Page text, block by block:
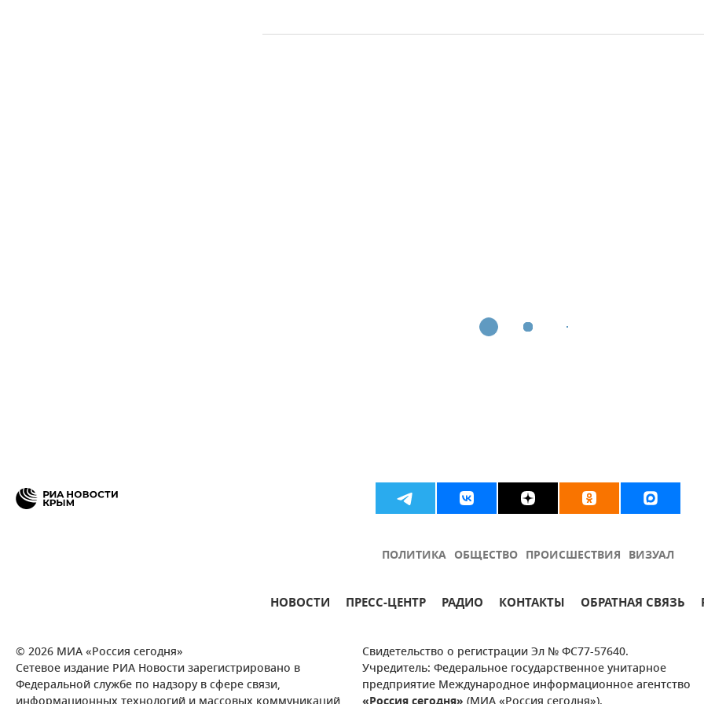
ПОЛИТИКА ОБЩЕСТВО ПРОИСШЕСТВИЯ ВИЗУАЛ
НОВОСТИ ПРЕСС-ЦЕНТР РАДИО КОНТАКТЫ ОБРАТНАЯ СВЯЗЬ
© 2026 МИА «Россия сегодня»
Сетевое издание РИА Новости зарегистрировано в
Федеральной службе по надзору в сфере связи,
Свидетельство о регистрации Эл № ФС77-57640.
Учредитель: Федеральное государственное унитарное
предприятие Международное информационное агентство